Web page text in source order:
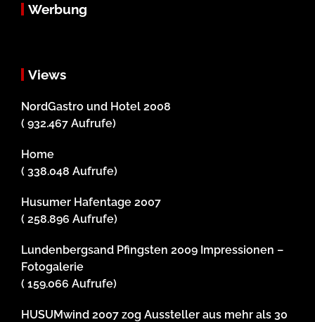
Werbung
Views
NordGastro und Hotel 2008
( 932.467 Aufrufe)
Home
( 338.048 Aufrufe)
Husumer Hafentage 2007
( 258.896 Aufrufe)
Lundenbergsand Pfingsten 2009 Impressionen –
Fotogalerie
( 159.066 Aufrufe)
HUSUMwind 2007 zog Aussteller aus mehr als 30